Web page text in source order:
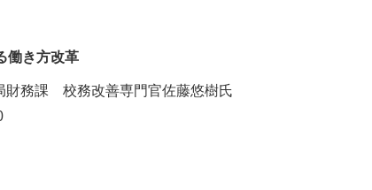
働き方改革
財務課 校務改善専門官佐藤悠樹氏